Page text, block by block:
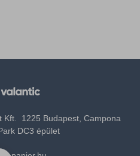
Kft. 1225 Budapest, Campona
DC3 épület